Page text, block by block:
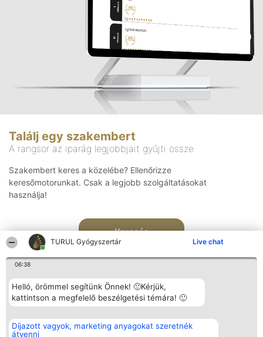
TURUL Gyógyszertár Live chat
06:38
Helló, örömmel segítünk Önnek! 🙂Kérjük,
kattintson a megfelelő beszélgetési témára! 🙂
Díjazott vagyok, marketing anyagokat szeretnék
átvenni
Találj egy szakembert
A rangsor az iparág legjobbjait gyűjti össze
Szakembert keres a közelébe? Ellenőrizze
keresőmotorunkat. Csak a legjobb szolgáltatásokat
használja!
Keresés
Rangsorszervező
SC Beautiful Company S.R.L.
Bulevardul Aleea Timișul De
Népszavazás
Nyertesek
Elérhetőség
Elérhetőség